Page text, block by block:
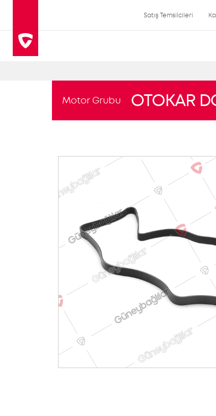
Satış Temsilcileri
Motor Grubu OTOKAR